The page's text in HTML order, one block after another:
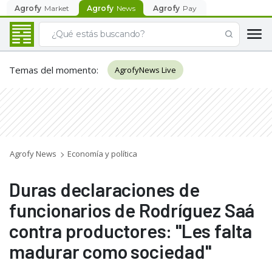
Agrofy Market Agrofy News Agrofy Pay
Temas del momento: AgrofyNews Live
Agrofy News Economía y política
Duras declaraciones de
funcionarios de Rodríguez Saá
contra productores: "Les falta
madurar como sociedad"